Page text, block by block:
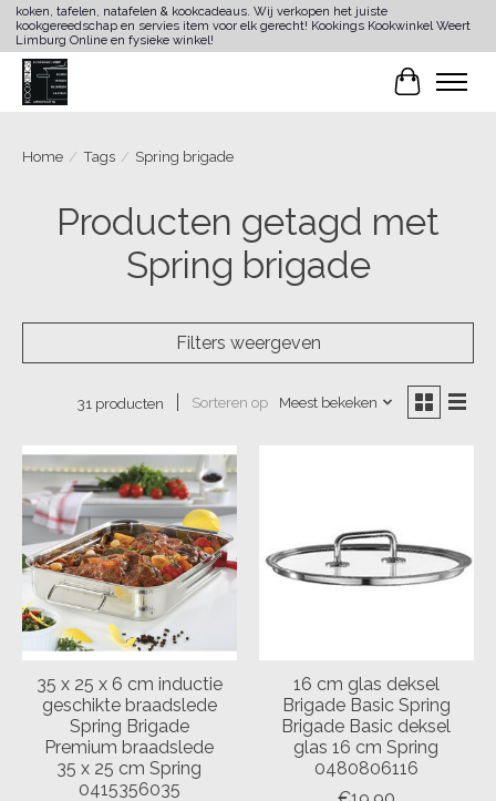
koken, tafelen, natafelen & kookcadeaus. Wij verkopen het juiste
kookgereedschap en servies item voor elk gerecht! Kookings Kookwinkel Weert
Limburg Online en fysieke winkel!
Home / Tags / Spring brigade
Producten getagd met
Spring brigade
Filters weergeven
31 producten Sorteren op Meest bekeken
35 x 25 x 6 cm inductie
geschikte braadslede
Spring Brigade
Premium braadslede
35 x 25 cm Spring
0415356035
16 cm glas deksel
Brigade Basic Spring
Brigade Basic deksel
glas 16 cm Spring
0480806116